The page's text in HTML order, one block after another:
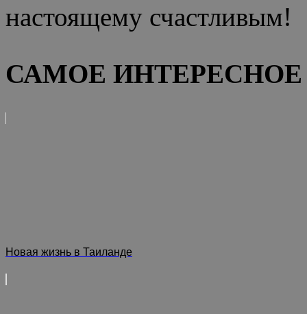
настоящему счастливым!
САМОЕ ИНТЕРЕСНОЕ
Новая жизнь в Таиланде